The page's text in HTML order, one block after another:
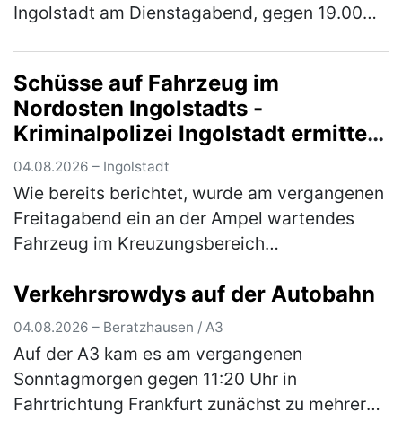
Ingolstadt am Dienstagabend, gegen 19.00
Schüsse auf Fahrzeug im
Nordosten Ingolstadts -
Kriminalpolizei Ingolstadt ermittelt
mit Hochdruck und wendet sich an
die Öffentlichkeit
04.08.2026 – Ingolstadt
Wie bereits berichtet, wurde am vergangenen
Freitagabend ein an der Ampel wartendes
Fahrzeug im Kreuzungsbereich
und dadurch an der linken hinteren
Fahrzeugse…(mehr)
Verkehrsrowdys auf der Autobahn
04.08.2026 – Beratzhausen / A3
Auf der A3 kam es am vergangenen
Sonntagmorgen gegen 11:20 Uhr in
Fahrtrichtung Frankfurt zunächst zu mehreren